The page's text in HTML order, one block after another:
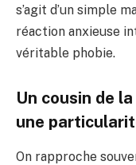
s’agit d’un simple
réaction anxieuse
véritable phobie.
Un cousin de
une
On rapproche